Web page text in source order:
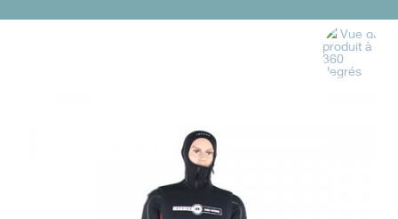
Vue du
produit à
360
degrés